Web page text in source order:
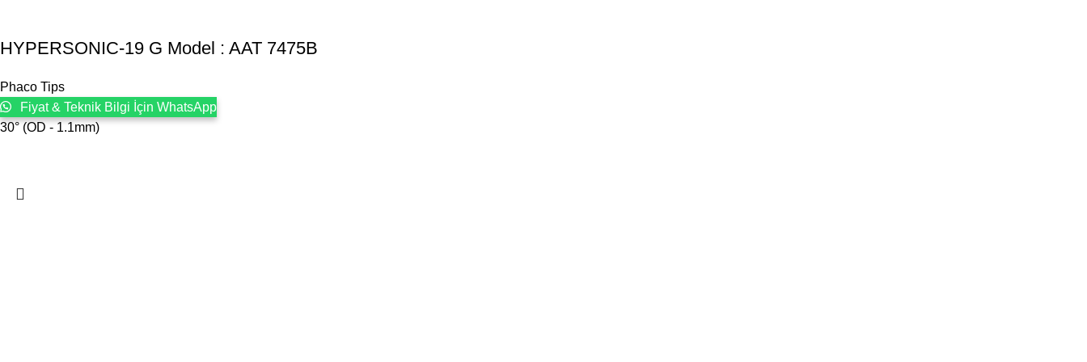
HYPERSONIC-19 G Model : AAT 7475B
Phaco Tips
Fiyat & Teknik Bilgi İçin WhatsApp
30° (OD - 1.1mm)